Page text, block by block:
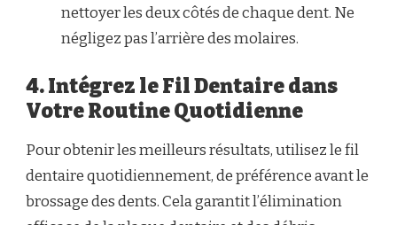
nettoyer les deux côtés de chaque dent. Ne
négligez pas l’arrière des molaires.
4. Intégrez le Fil Dentaire dans
Votre Routine Quotidienne
Pour obtenir les meilleurs résultats, utilisez le fil
dentaire quotidiennement, de préférence avant le
brossage des dents. Cela garantit l’élimination